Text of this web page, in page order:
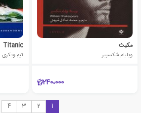
مکبث
ویلیام شکسپیر
240،000
Titanic
تیم ویکری
1
2
3
4